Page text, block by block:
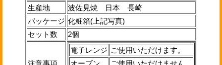
生産地
波佐見焼 日本 長崎
パッケージ 化粧箱(上記写真)
セット数
2個
注意事項
電子レンジ ご使用いただけます。
オーブン
ご使用いただけません。